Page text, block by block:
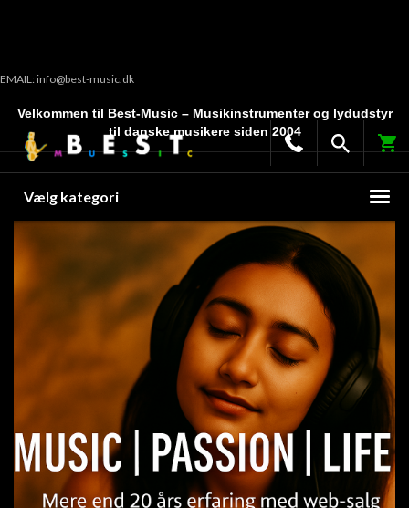
EMAIL: info@best-music.dk
Velkommen til Best-Music – Musikinstrumenter og lydudstyr
til danske musikere siden 2004
Vælg kategori